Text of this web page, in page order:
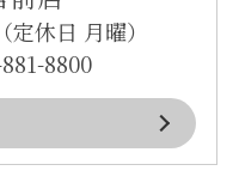
休日 月曜）
8800